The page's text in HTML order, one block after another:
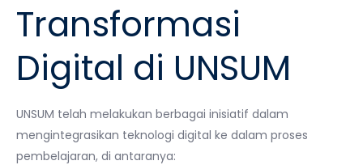
Transformasi
Digital di UNSUM
UNSUM telah melakukan berbagai inisiatif dalam
mengintegrasikan teknologi digital ke dalam proses
pembelajaran, di antaranya: